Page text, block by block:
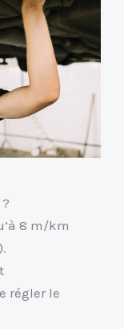
8 m/km
régler le